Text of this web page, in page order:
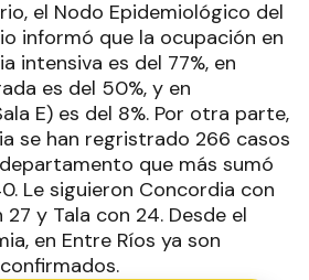
el Nodo Epidemiológico del
informó que la ocupación en
intensiva es del 77%, en
es del 50%, y en
E) es del 8%. Por otra parte,
se han regristrado 266 casos
que más sumó
Le siguieron Concordia con
y Tala con 24. Desde el
en Entre Ríos ya son